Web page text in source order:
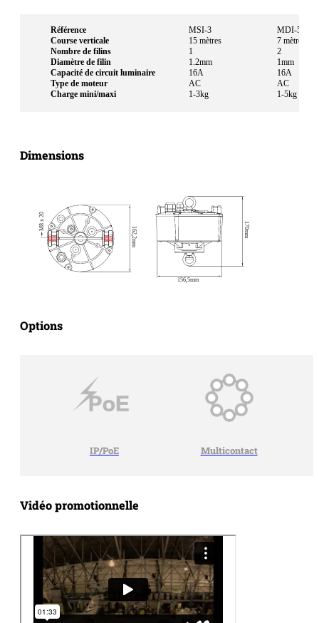
Référence
Course verticale
Nombre de filins
Diamètre de filin
Capacité de circuit luminaire
Type de moteur
Charge mini/maxi
MSI-3
15 mètres
1
1.2mm
16A
AC
1-3kg
MDI-5
7 mètres
2
1mm
16A
AC
1-5kg
Dimensions
Options
IP/PoE Multicontact
Vidéo promotionnelle